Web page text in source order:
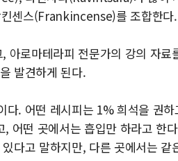
센스(Frankincense)를 조합한다.
아로마테라피 전문가의 강의 자료
발견하게 된다.
. 어떤 레시피는 1% 희석을 권
어떤 곳에서는 흡입만 하라고 한
다고 말하지만, 다른 곳에서는 같